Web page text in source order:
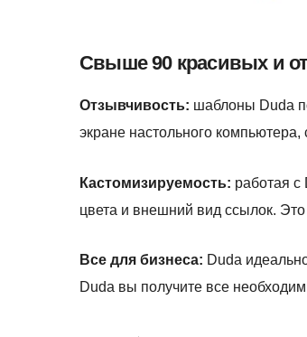
Свыше 90 красивых и
Отзывчивость: шаблоны Duda
экране настольного
Кастомизируемость: работая с
цвета и внешний вид ссылок. Это
Все для бизнеса: Duda
Duda вы получите все